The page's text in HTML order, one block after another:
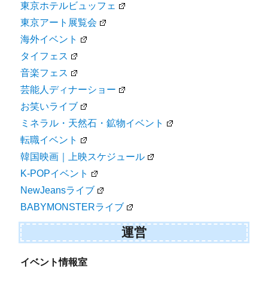
東京ホテルビュッフェ
東京アート展覧会
海外イベント
タイフェス
音楽フェス
芸能人ディナーショー
お笑いライブ
ミネラル・天然石・鉱物イベント
転職イベント
韓国映画｜上映スケジュール
K-POPイベント
NewJeansライブ
BABYMONSTERライブ
運営
イベント情報室